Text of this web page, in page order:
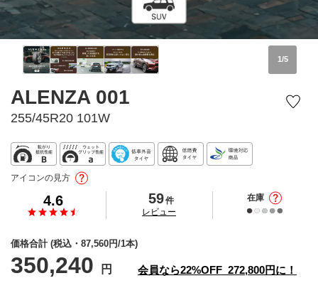
1/5
ALENZA 001
255/45R20 101W
4.6 59件
の
レビュー
在庫
アイコンの見方
価格合計 (税込・ 87,560円/1本)
350,240 円 会員なら22%OFF 272,800円に！